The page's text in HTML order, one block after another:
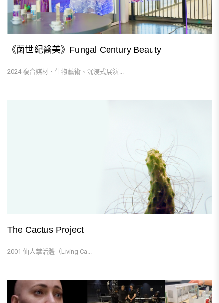
《菌世紀醫美》Fungal Century Beauty
2024 複合媒材、生物藝術、沉浸式展演...
The Cactus Project
2001 仙人掌活體（Living Ca...